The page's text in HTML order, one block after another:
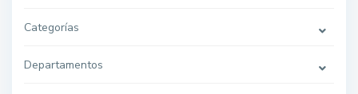
Categorías
Departamentos